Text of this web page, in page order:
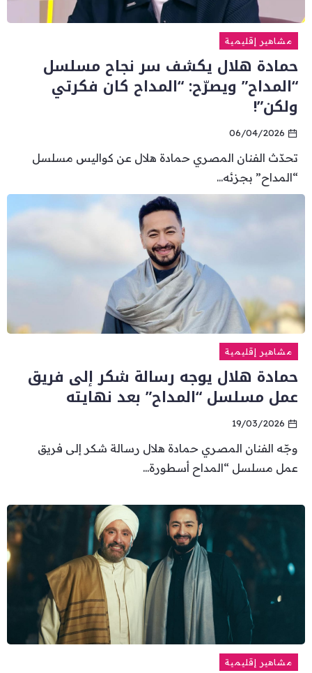
مشاهير إقليمية
حمادة هلال يكشف سر نجاح مسلسل
“المداح” ويصرّح: “المداح كان فكرتي
ولكن”!
06/04/2026
تحدّث الفنان المصري حمادة هلال عن كواليس مسلسل
“المداح” بجزئه...
مشاهير إقليمية
حمادة هلال يوجه رسالة شكر إلى فريق
عمل مسلسل “المداح” بعد نهايته
19/03/2026
وجّه الفنان المصري حمادة هلال رسالة شكر إلى فريق
عمل مسلسل “المداح أسطورة...
مشاهير إقليمية